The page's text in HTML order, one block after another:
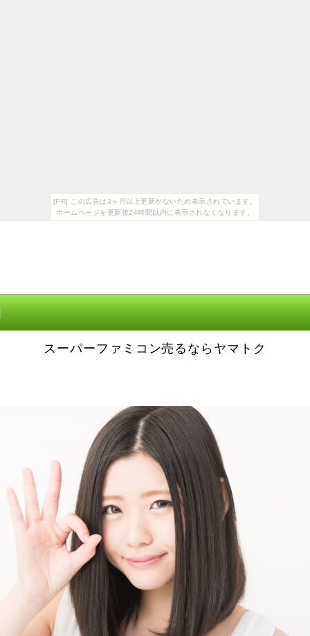
[PR] この広告は3ヶ月以上更新がないため表示されています。
ホームページを更新後24時間以内に表示されなくなります。
スーパーファミコン売るならヤマトク